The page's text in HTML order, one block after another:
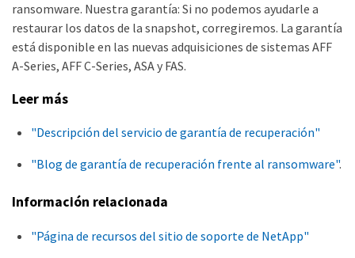
ransomware. Nuestra garantía: Si no podemos ayudarle a
restaurar los datos de la snapshot, corregiremos. La garantía
está disponible en las nuevas adquisiciones de sistemas AFF
A-Series, AFF C-Series, ASA y FAS.
Leer más
"Descripción del servicio de garantía de recuperación"
"Blog de garantía de recuperación frente al ransomware".
Información relacionada
"Página de recursos del sitio de soporte de NetApp"